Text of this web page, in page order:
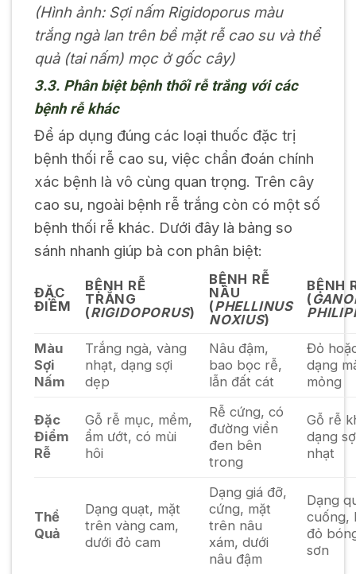
(Hình ảnh: Sợi nấm Rigidoporus màu
trắng ngà lan trên bề mặt rễ cao su và thể
quả (tai nấm) mọc ở gốc cây)
3.3. Phân biệt bệnh thối rễ trắng với các
bệnh rễ khác
Để áp dụng đúng các loại thuốc đặc trị
bệnh thối rễ cao su, việc chẩn đoán chính
xác bệnh là vô cùng quan trọng. Trên cây
cao su, ngoài bệnh rễ trắng còn có một số
bệnh thối rễ khác. Dưới đây là bảng so
sánh nhanh giúp bà con phân biệt:
ĐẶC
ĐIỂM
BỆNH RỄ
TRẮNG
(RIGIDOPORUS)
BỆNH RỄ
NÂU
(PHELLINUS
NOXIUS)
BỆNH
(
Màu
Sợi
Nấm
Trắng ngà, vàng
nhạt, dạng sợi
dẹp
Nâu đậm,
bao bọc rễ,
lẫn đất cát
Đỏ
dạng
mỏng
Đặc
Điểm
Rễ
Gỗ rễ mục, mềm,
ẩm ướt, có mùi
hôi
Rễ cứng, có
đường viền
đen bên
trong
Gỗ rễ
dạng
nhạt
Thể
Quả
Dạng quạt, mặt
trên vàng cam,
dưới đỏ cam
Dạng giá đỡ,
cứng, mặt
trên nâu
xám, dưới
nâu đậm
Dạng
cuống,
đỏ
sơn